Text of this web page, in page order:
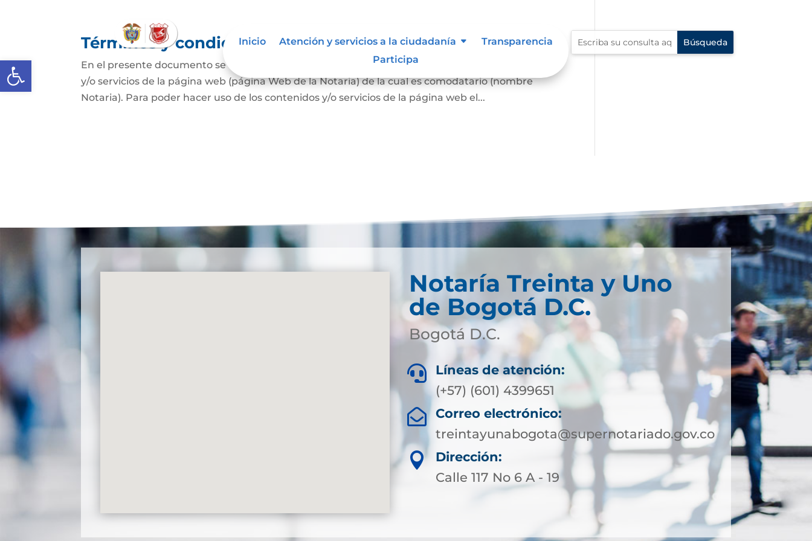
Abrir barra de herramientas
Inicio Atención y servicios a la ciudadanía
Transparencia
Participa
Términos y condiciones
En el presente documento se establecen los términos y condiciones para el uso de contenidos
y/o servicios de la página web (página Web de la Notaria) de la cual es comodatario (nombre
Notaria). Para poder hacer uso de los contenidos y/o servicios de la página web el...
Notaría Treinta y Uno
de Bogotá D.C.
Bogotá D.C.

Líneas de atención:
(+57) (601) 4399651

Correo electrónico:
treintayunabogota@supernotariado.gov.co

Dirección:
Calle 117 No 6 A - 19